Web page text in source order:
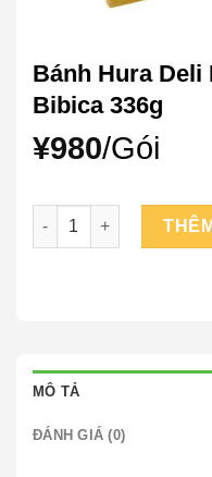
Bánh Hura
Bibica 336g
¥980/Gói
Bánh Hura Deli Hương
MÔ TẢ
ĐÁNH GIÁ (0)